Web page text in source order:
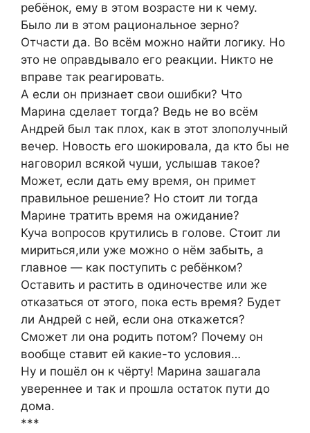
ребёнок, ему в этом возрасте ни к чему.
Было ли в этом рациональное зерно?
Отчасти да. Во всём можно найти логику. Но
это не оправдывало его реакции. Никто не
вправе так реагировать.
А если он признает свои ошибки? Что
Марина сделает тогда? Ведь не во всём
Андрей был так плох, как в этот злополучный
вечер. Новость его шокировала, да кто бы не
наговорил всякой чуши, услышав такое?
Может, если дать ему время, он примет
правильное решение? Но стоит ли тогда
Марине тратить время на ожидание?
Куча вопросов крутились в голове. Стоит ли
мириться,или уже можно о нём забыть, а
главное ― как поступить с ребёнком?
Оставить и растить в одиночестве или же
отказаться от этого, пока есть время? Будет
ли Андрей с ней, если она откажется?
Сможет ли она родить потом? Почему он
вообще ставит ей какие-то условия…
Ну и пошёл он к чёрту! Марина зашагала
увереннее и так и прошла остаток пути до
дома.
***